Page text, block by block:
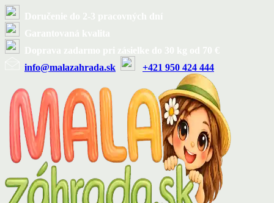
info@malazahrada.sk
+421 950 424 444